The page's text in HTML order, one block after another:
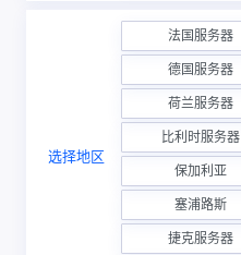
选择地区
法国服务器
德国服务器
荷兰服务器
比利时服务器
保加利亚
塞浦路斯
捷克服务器